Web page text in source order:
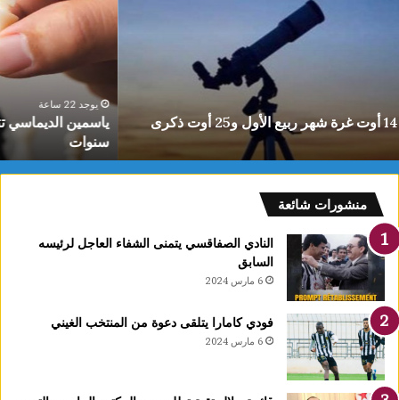
10
ياسمين الديماسي تتوج بذهبية البطولة العربية للشطرنج تحت 10
منشورات شائعة
النادي الصفاقسي يتمنى الشفاء العاجل لرئيسه
السابق
6 مارس 2024
فودي كامارا يتلقى دعوة من المنتخب الغيني
6 مارس 2024